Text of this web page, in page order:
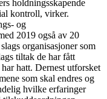
holdningsskapende
kontroll, virker.
og
2019 også av 20
organisasjoner som
tiltak de har fått
hatt. Dernest utforsket
som skal endres og
hvilke erfaringer